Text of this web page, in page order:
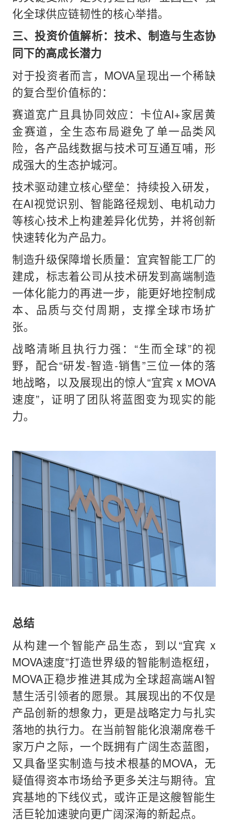
化全球供应链韧性的核心举措。
三、投资价值解析：技术、制造与生态协
同下的高成长潜力
对于投资者而言，MOVA呈现出一个稀缺
的复合型价值标的：
赛道宽广且具协同效应：卡位AI+家居黄
金赛道，全生态布局避免了单一品类风
险，各产品线数据与技术可互通互哺，形
成强大的生态护城河。
技术驱动建立核心壁垒：持续投入研发，
在AI视觉识别、智能路径规划、电机动力
等核心技术上构建差异化优势，并将创新
快速转化为产品力。
制造升级保障增长质量：宜宾智能工厂的
建成，标志着公司从技术研发到高端制造
一体化能力的再进一步，能更好地控制成
本、品质与交付周期，支撑全球市场扩
张。
战略清晰且执行力强：“生而全球”的视
野，配合“研发-智造-销售”三位一体的落
地战略，以及展现出的惊人“宜宾 x MOVA
速度”，证明了团队将蓝图变为现实的能
力。
总结
从构建一个智能产品生态，到以“宜宾 x
MOVA速度”打造世界级的智能制造枢纽，
MOVA正稳步推进其成为全球超高端AI智
慧生活引领者的愿景。其展现出的不仅是
产品创新的想象力，更是战略定力与扎实
落地的执行力。在当前智能化浪潮席卷千
家万户之际，一个既拥有广阔生态蓝图，
又具备坚实制造与技术根基的MOVA，无
疑值得资本市场给予更多关注与期待。宜
宾基地的下线仪式，或许正是这艘智能生
活巨轮加速驶向更广阔深海的新起点。